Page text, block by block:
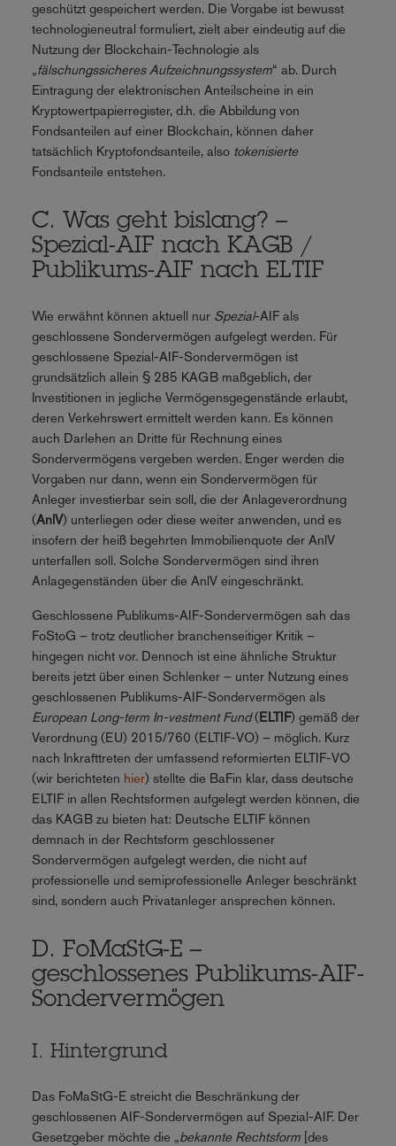
geschützt gespeichert werden. Die Vorgabe ist bewusst
technologieneutral formuliert, zielt aber eindeutig auf die
Nutzung der Blockchain-Technologie als
„fälschungssicheres Aufzeichnungssystem“ ab. Durch
Eintragung der elektronischen Anteilscheine in ein
Kryptowertpapierregister, d.h. die Abbildung von
Fondsanteilen auf einer Blockchain, können daher
tatsächlich Kryptofondsanteile, also tokenisierte
Fondsanteile entstehen.
C. Was geht bislang? –
Spezial-AIF nach KAGB /
Publikums-AIF nach ELTIF
Wie erwähnt können aktuell nur Spezial-AIF als
geschlossene Sondervermögen aufgelegt werden. Für
geschlossene Spezial-AIF-Sondervermögen ist
grundsätzlich allein § 285 KAGB maßgeblich, der
Investitionen in jegliche Vermögensgegenstände erlaubt,
deren Verkehrswert ermittelt werden kann. Es können
auch Darlehen an Dritte für Rechnung eines
Sondervermögens vergeben werden. Enger werden die
Vorgaben nur dann, wenn ein Sondervermögen für
Anleger investierbar sein soll, die der Anlageverordnung
(AnlV) unterliegen oder diese weiter anwenden, und es
insofern der heiß begehrten Immobilienquote der AnlV
unterfallen soll. Solche Sondervermögen sind ihren
Anlagegenständen über die AnlV eingeschränkt.
Geschlossene Publikums-AIF-Sondervermögen sah das
FoStoG – trotz deutlicher branchenseitiger Kritik –
hingegen nicht vor. Dennoch ist eine ähnliche Struktur
bereits jetzt über einen Schlenker – unter Nutzung eines
geschlossenen Publikums-AIF-Sondervermögen als
European Long-term In-vestment Fund(ELTIF) gemäß der
Verordnung (EU) 2015/760 (ELTIF-VO) – möglich. Kurz
nach Inkrafttreten der umfassend reformierten ELTIF-VO
(wir berichteten hier) stellte die BaFin klar, dass deutsche
ELTIF in allen Rechtsformen aufgelegt werden können, die
das KAGB zu bieten hat: Deutsche ELTIF können
demnach in der Rechtsform geschlossener
Sondervermögen aufgelegt werden, die nicht auf
professionelle und semiprofessionelle Anleger beschränkt
sind, sondern auch Privatanleger ansprechen können.
D. FoMaStG-E –
geschlossenes Publikums-AIF-
Sondervermögen
I. Hintergrund
Das FoMaStG-E streicht die Beschränkung der
geschlossenen AIF-Sondervermögen auf Spezial-AIF. Der
Gesetzgeber möchte die „bekannte Rechtsform[des